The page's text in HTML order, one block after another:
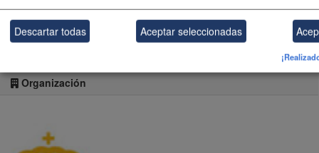
Seguidores
0
Organización
Descartar todas Aceptar seleccionadas